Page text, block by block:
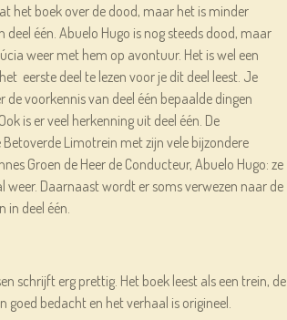
het boek over de dood, maar het is minder
deel één. Abuelo Hugo is nog steeds dood, maar
weer met hem op avontuur. Het is wel een
eerste deel te lezen voor je dit deel leest. Je
de voorkennis van deel één bepaalde dingen
is er veel herkenning uit deel één. De
Limotrein met zijn vele bijzondere
Groen de Heer de Conducteur, Abuelo Hugo: ze
weer. Daarnaast wordt er soms verwezen naar de
in deel één.
schrijft erg prettig. Het boek leest als een trein, de
goed bedacht en het verhaal is origineel.